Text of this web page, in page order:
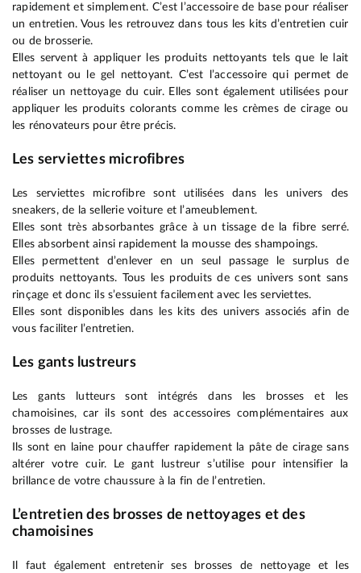
rapidement et simplement. C’est l’accessoire de base pour réaliser
un entretien. Vous les retrouvez dans tous les kits d’entretien cuir
ou de brosserie.
Elles servent à appliquer les produits nettoyants tels que le lait
nettoyant ou le gel nettoyant. C’est l’accessoire qui permet de
réaliser un nettoyage du cuir. Elles sont également utilisées pour
appliquer les produits colorants comme les crèmes de cirage ou
les rénovateurs pour être précis.
Les serviettes microfibres
Les serviettes microfibre sont utilisées dans les univers des
sneakers, de la sellerie voiture et l’ameublement.
Elles sont très absorbantes grâce à un tissage de la fibre serré.
Elles absorbent ainsi rapidement la mousse des shampoings.
Elles permettent d’enlever en un seul passage le surplus de
produits nettoyants. Tous les produits de ces univers sont sans
rinçage et donc ils s’essuient facilement avec les serviettes.
Elles sont disponibles dans les kits des univers associés afin de
vous faciliter l’entretien.
Les gants lustreurs
Les gants lutteurs sont intégrés dans les brosses et les
chamoisines, car ils sont des accessoires complémentaires aux
brosses de lustrage.
Ils sont en laine pour chauffer rapidement la pâte de cirage sans
altérer votre cuir. Le gant lustreur s’utilise pour intensifier la
brillance de votre chaussure à la fin de l’entretien.
L’entretien des brosses de nettoyages et des
chamoisines
Il faut également entretenir ses brosses de nettoyage et les